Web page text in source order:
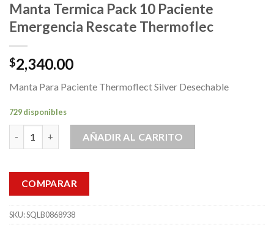
Manta Termica Pack 10 Paciente
Emergencia Rescate Thermoflec
$2,340.00
Manta Para Paciente Thermoflect Silver Desechable
729 disponibles
Manta Termica Pack 10 Paciente Emergencia Rescate
AÑADIR AL CARRITO
COMPARAR
SKU:SQLB0868938